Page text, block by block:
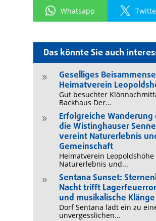
Das könnte Sie auch
9
Geselliges
Heimatverein
Gut besuchter
Backhaus Der...
9
Erfolgreiche Wanderung
die Wistinghauser Senne
vereint Naturerlebnis
Gemeinschaft
Heimatverein Leopoldshöhe
Naturerlebnis und...
9
Sentana Sunset:
Nacht trifft
und musikalische Klänge
Dorf Sentana lädt ein zu
unvergesslichen...
Whatsapp